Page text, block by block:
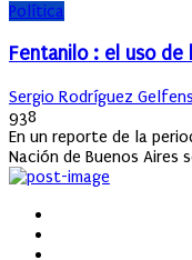
Política
Fentanilo : el uso
Author
Sergio Rodríguez
938
En un reporte de la
Nación de Buenos Aires